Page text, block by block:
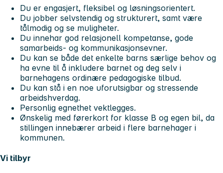
Du er engasjert, fleksibel og løsningsorientert.
Du jobber selvstendig og strukturert, samt være
tålmodig og se muligheter.
Du innehar god relasjonell kompetanse, gode
samarbeids- og kommunikasjonsevner.
Du kan se både det enkelte barns særlige behov og
ha evne til å inkludere barnet og deg selv i
barnehagens ordinære pedagogiske tilbud.
Du kan stå i en noe uforutsigbar og stressende
arbeidshverdag.
Personlig egnethet vektlegges.
Ønskelig med førerkort for klasse B og egen bil, da
stillingen innebærer arbeid i flere barnehager i
kommunen.
Vi tilbyr